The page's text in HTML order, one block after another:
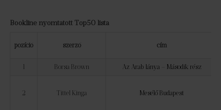
Bookline nyomtatott Top50 lista
pozíció szerző cím
Borsa Brown Az Arab lánya – Második rész
2 Tittel Kinga Mesélő Budapest